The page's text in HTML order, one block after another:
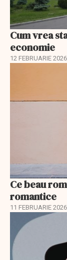
Cum vrea
economie
12 FEBRUARIE 2026
Ce beau
romantice
11 FEBRUARIE 2026